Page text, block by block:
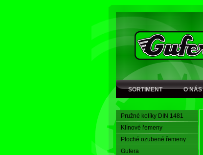
SORTIMENT O NÁS
Pružné kolíky DIN 1481
Klínové řemeny
Ploché ozubené řemeny
Gufera